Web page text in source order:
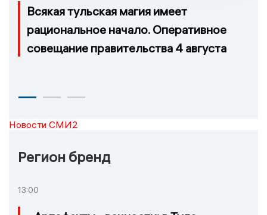
Всякая тульская магия имеет
рациональное начало. Оперативное
совещание правительства 4 августа
Новости СМИ2
Регион бренд
13:00